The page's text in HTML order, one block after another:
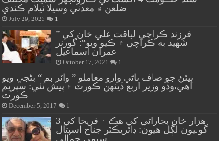
ضلعن ۾ معدني وسيلا نيلام ڪندي
July 29, 2023 1
” فرزند ڪراچي لياقت علي خان کي
شهيد به ڪراچي ۾ ڪيو ويو“: گورنر
عمران اسماعيل
October 17, 2021 1
پيئڻ جو صاف پاڻي وارو معاملو ” واٽر بم “ بڻجي ويو
آهي،وڏو وزير اربع ڏينهن ڪورٽ ۾ پيش ٿئي: سپريم
ڪورٽ
December 5, 2017 1
هزار خان بجاراڻي کي هڪ ۽ فريحا کي 3
گوليون لڳل هيون: ڊائريڪٽر جناح اسپتال
سيمي جمالي